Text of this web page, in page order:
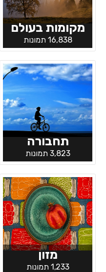
מקומות בעולם
16,838 תמונות
תחבורה
3,823 תמונות
מזון
1,233 תמונות